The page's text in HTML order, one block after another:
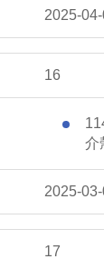
2025-
16
介
2025-
17